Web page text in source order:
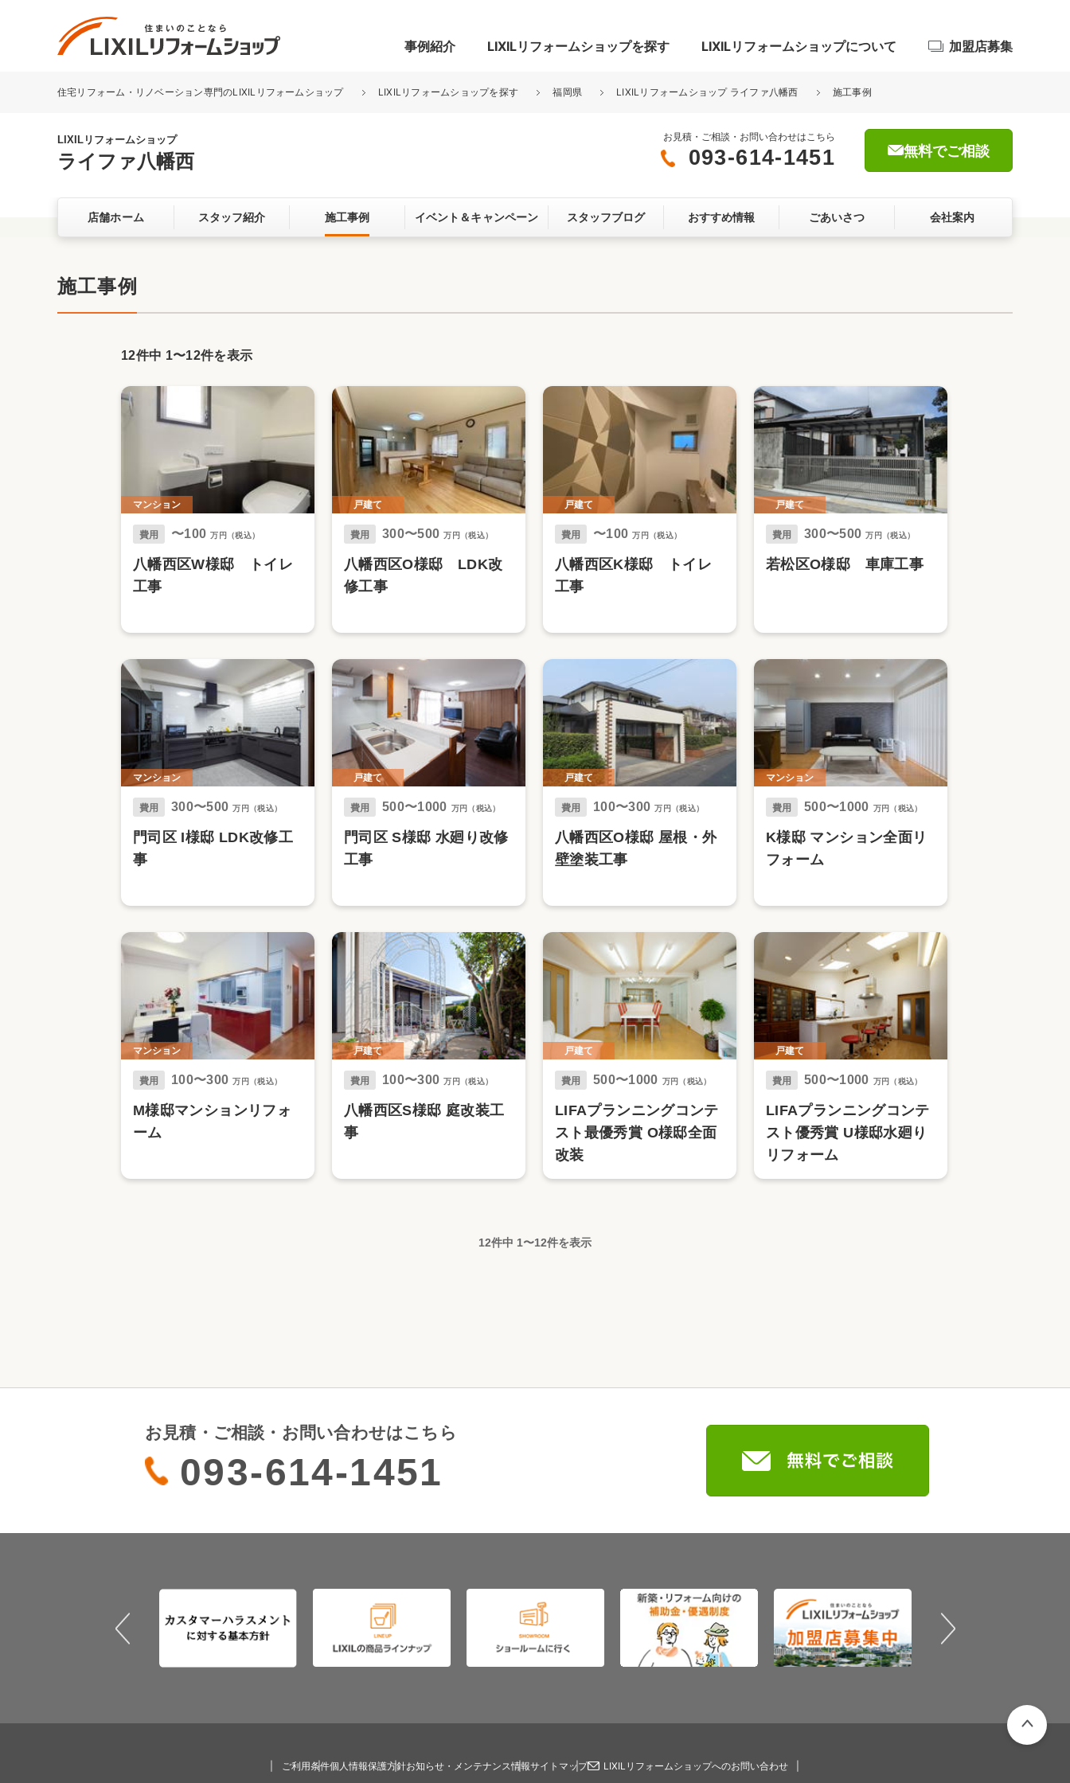
事例紹介
リフォーム事例を探す
洗面化粧室 トイレ 玄関まわり 門まわり 屋根・外壁
収納
趣味を楽しむ ペットと暮らす
3Dシミュレーション
LIXILリフォームショップを探す LIXILリフォームショップについて
LIXILリフォームショップについて
リフォームコンシェルジュ® ライフスタイルコンパス リフォームアクセル
中古物件探しから性能向上リフォームをワン
ストップ
リフォームお役立ち情報
おすすめ情報
加盟店募集
住宅リフォーム・リノベーション専門のLIXILリフォームショップ LIXILリフォームショップを探す 福岡県 LIXILリフォームショップ ライファ八幡西 施工事例
LIXILリフォームショップ
ライファ八幡西
お見積・ご相談・お問い合わせはこちら
093-614-1451 無料でご相談
店舗ホーム スタッフ紹介 施工事例 イベント＆キャンペーン スタッフブログ おすすめ情報 ごあいさつ 会社案内
施工事例
12件中 1〜12件を表示
マンション
費用 〜100 万円（税込）
八幡西区W様邸 トイレ
工事
戸建て
費用 300〜500 万円（税込）
八幡西区O様邸 LDK改
修工事
戸建て
費用 〜100 万円（税込）
八幡西区K様邸 トイレ
工事
戸建て
費用 300〜500 万円（税込）
若松区O様邸 車庫工事
マンション
費用 300〜500 万円（税込）
門司区 I様邸 LDK改修工
事
戸建て
費用 500〜1000 万円（税込）
門司区 S様邸 水廻り改修
工事
戸建て
費用 100〜300 万円（税込）
八幡西区O様邸 屋根・外
壁塗装工事
マンション
費用 500〜1000 万円（税込）
K様邸 マンション全面リ
フォーム
マンション
費用 100〜300 万円（税込）
M様邸マンションリフォ
ーム
戸建て
費用 100〜300 万円（税込）
八幡西区S様邸 庭改装工
事
戸建て
費用 500〜1000 万円（税込）
LIFAプランニングコンテ
スト最優秀賞 O様邸全面
改装
戸建て
費用 500〜1000 万円（税込）
LIFAプランニングコンテ
スト優秀賞 U様邸水廻り
リフォーム
12件中 1〜12件を表示
お見積・ご相談・お問い合わせはこちら
093-614-1451
ご利用条件個人情報保護方針お知らせ・メンテナンス情報サイトマップ LIXILリフォームショップへのお問い合わせ